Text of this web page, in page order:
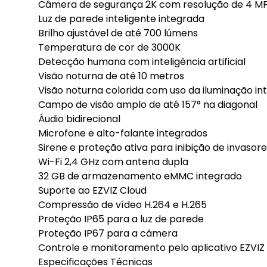
Câmera de segurança 2K com resolução de 4
Luz de parede inteligente integrada
Brilho ajustável de até 700 lúmens
Temperatura de cor de 3000K
Detecção humana com inteligência artificial
Visão noturna de até 10 metros
Visão noturna colorida com uso da iluminação
Campo de visão amplo de até 157° na diagonal
Áudio bidirecional
Microfone e alto-falante integrados
Sirene e proteção ativa para inibição de
Wi-Fi 2,4 GHz com antena dupla
32 GB de armazenamento eMMC integrado
Suporte ao EZVIZ Cloud
Compressão de vídeo H.264 e H.265
Proteção IP65 para a luz de parede
Proteção IP67 para a câmera
Controle e monitoramento pelo aplicativo EZVIZ
Especificações Técnicas